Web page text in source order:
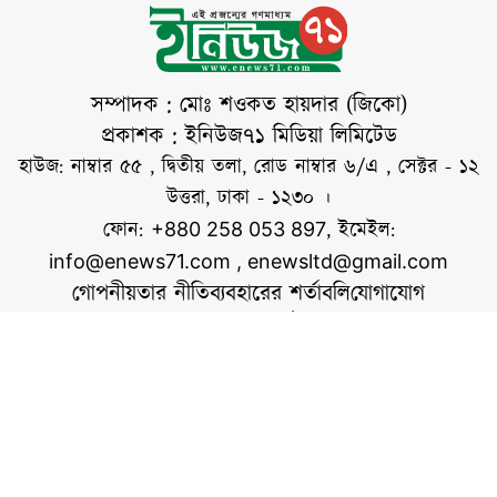
নামাজ শুধু একটি
ইবাদত নয়, বরং
মুসলিম সমাজে ঐক্য,
ভ্রাতৃত্ব ও পারস্পরিক
সম্প্রীতি বৃদ্ধিরও
গুরুত্বপূর্ণ মাধ্যম। পবিত্র
কোরআনের সূরা আল-
জুমুআয় আল্লাহ তাআলা
নির্দেশ দিয়েছেন,
সম্পাদক : মোঃ শওকত হায়দার (জিকো)
প্রকাশক : ইনিউজ৭১ মিডিয়া লিমিটেড
হাউজ: নাম্বার ৫৫ , দ্বিতীয় তলা, রোড নাম্বার ৬/এ , সেক্টর - ১২
উত্তরা, ঢাকা - ১২৩০ ।
ফোন: +880 258 053 897, ইমেইল:
info@enews71.com , enewsltd@gmail.com
গোপনীয়তার নীতিব্যবহারের শর্তাবলিযোগাযোগ